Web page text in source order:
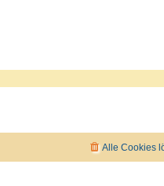
Alle Cookies